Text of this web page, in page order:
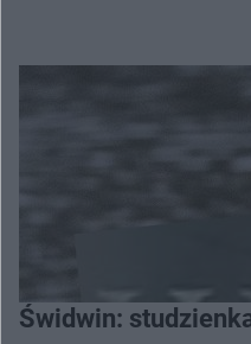
Świdwin: